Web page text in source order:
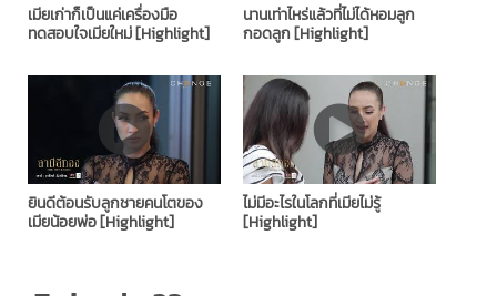
เมียเก่าก็เป็นแค่เครื่องมือ
ทดสอบใจเมียใหม่ [Highlight]
นานเท่าไหร่แล้วที่ไม่ได้หอมลูก
กอดลูก [Highlight]
ยินดีต้อนรับลูกชายคนโตของ
เมียน้อยพ่อ [Highlight]
ไม่มีอะไรในโลกที่เมียไม่รู้
[Highlight]